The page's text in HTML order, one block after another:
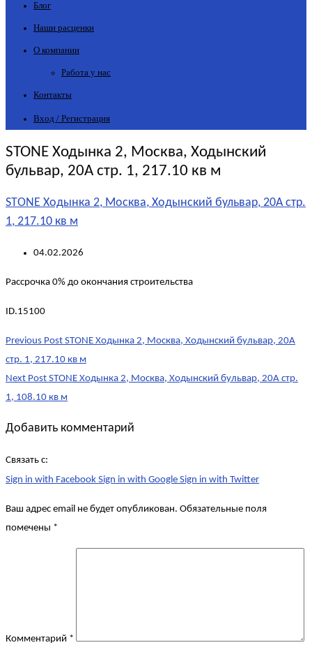
Блог
Наши расценки
О компании
Работа у нас
Контакты
Вход / Регистрация
STONE Ходынка 2, Москва, Ходынский
бульвар, 20А стр. 1, 217.10 кв м
STONE Ходынка 2, Москва, Ходынский бульвар, 20А стр.
1, 217.10 кв м
04.02.2026
Рассрочка 0% до окончания строительства
ID.15100
Post
navigation
Previous Post STONE Ходынка 2, Москва, Ходынский бульвар, 20А
стр. 1, 217.10 кв м
Next Post STONE Ходынка 2, Москва, Ходынский бульвар, 20А стр.
1, 108.10 кв м
Добавить комментарий
Связать с:
Sign in with Facebook Sign in with Google Sign in with Twitter
Ваш адрес email не будет опубликован. Обязательные поля
помечены *
Комментарий *